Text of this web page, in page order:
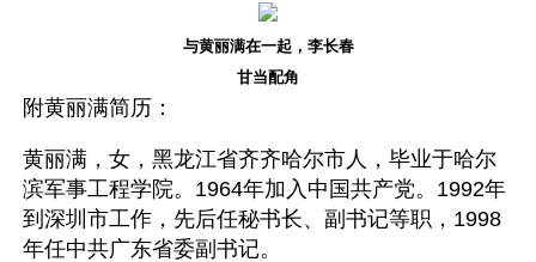
与黄丽满在一起，李长春
甘当配角
附黄丽满简历：
黄丽满，女，黑龙江省齐齐哈尔市人，毕业于哈尔
滨军事工程学院。1964年加入中国共产党。1992年
到深圳市工作，先后任秘书长、副书记等职，1998
年任中共广东省委副书记。